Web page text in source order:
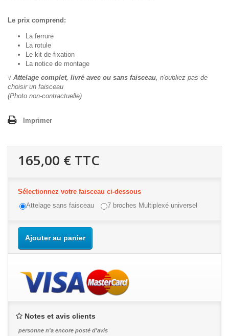
Le prix comprend:
La ferrure
La rotule
Le kit de fixation
La notice de montage
√ Attelage complet, livré avec ou sans faisceau, n'oubliez pas de
choisir un faisceau
(Photo non-contractuelle)
Imprimer
165,00 € TTC
Sélectionnez votre faisceau ci-dessous
Attelage sans faisceau
7 broches Multiplexé universel
Ajouter au panier
Notes et avis clients
personne n'a encore posté d'avis